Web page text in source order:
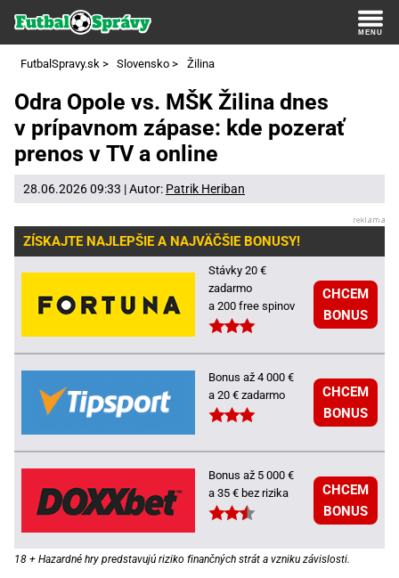
FutbalSpravy.sk > Slovensko > Žilina
Odra Opole vs. MŠK Žilina dnes
v prípavnom zápase: kde pozerať
prenos v TV a online
28.06.2026 09:33 | Autor: Patrik Heriban
ZÍSKAJTE NAJLEPŠIE A NAJVÄČŠIE BONUSY!
Stávky 20 €
zadarmo
a 200 free spinov
CHCEM
BONUS
Bonus až 4 000 €
a 20 € zadarmo
CHCEM
BONUS
Bonus až 5 000 €
a 35 € bez rizika
CHCEM
BONUS
18 + Hazardné hry predstavujú riziko finančných strát a vzniku závislosti.